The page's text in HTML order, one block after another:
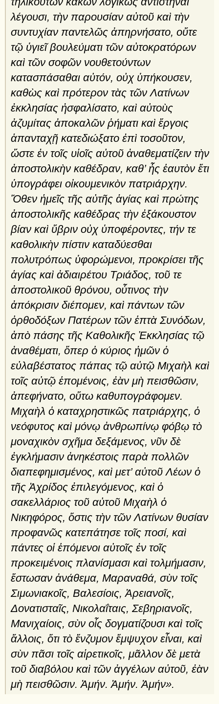
λέγουσι, τὴν παρουσίαν αὐτοῦ καὶ τὴν
συντυχίαν παντελῶς ἀπηρνήσατο, οὔτε
τῷ ὑγιεῖ βουλεύματι τῶν αὐτοκρατόρων
καὶ τῶν σοφῶν νουθετούντων
κατασπάσαθαι αὐτόν, οὐχ ὑπήκουσεν,
καθὼς καὶ πρότερον τὰς τῶν Λατίνων
ἐκκλησίας ἠσφαλίσατο, καὶ αὐτοὺς
ἀζυμίτας ἀποκαλῶν ῥήματι καὶ ἔργοις
ἁπανταχῇ κατεδιώξατο ἐπὶ τοσοῦτον,
ὥστε ἐν τοῖς υἱοῖς αὐτοῦ ἀναθεματίζειν τὴν
ἀποστολικὴν καθέδραν, καθ’ ἧς ἑαυτὸν ἔτι
ὑπογράφει οἰκουμενικὸν πατριάρχην.
Ὅθεν ἡμεῖς τῆς αὐτῆς ἁγίας καὶ πρώτης
ἀποστολικῆς καθέδρας τὴν ἐξάκουστον
βίαν καὶ ὕβριν οὐχ ὑποφέροντες, τήν τε
καθολικὴν πίστιν καταδύεσθαι
πολυτρόπως ὑφορώμενοι, προκρίσει τῆς
ἁγίας καὶ ἀδιαιρέτου Τριάδος, τοῦ τε
ἀποστολικοῦ θρόνου, οὗτινος τὴν
ἀπόκρισιν διέπομεν, καὶ πάντων τῶν
ὀρθοδόξων Πατέρων τῶν ἑπτὰ Συνόδων,
ἀπὸ πάσης τῆς Καθολικῆς Ἐκκλη­σίας τῷ
ἀναθέματι, ὅπερ ὁ κύριος ἡμῶν ὁ
εὐλαβέστατος πάπας τῷ αὐτῷ Μιχαὴλ καὶ
τοῖς αὐτῷ ἑπομένοις, ἐὰν μὴ πεισθῶσιν,
ἀπεφήνατο, οὕτω καθυπογράφομεν.
Μιχαὴλ ὁ καταχρηστικῶς πατριάρχης, ὁ
νεόφυτος καὶ μόνῳ ἀνθρωπίνῳ φόβῳ τὸ
μοναχικὸν σχῆμα δεξάμενος, νῦν δὲ
ἐγκλήμασιν ἀνηκέστοις παρὰ πολλῶν
διαπεφημισμένος, καὶ μετ’ αὐτοῦ Λέων ὁ
τῆς Ἀχρίδος ἐπιλεγόμενος, καὶ ὁ
σακελλάριος τοῦ αὐτοῦ Μιχαὴλ ὁ
Νικηφόρος, ὅστις τὴν τῶν Λατίνων θυσίαν
προφανῶς κατεπάτησε τοῖς ποσί, καὶ
πάντες οἱ ἑπόμενοι αὐτοῖς ἐν τοῖς
προκειμένοις πλανίσμασι καὶ τολμήμασιν,
ἔστωσαν ἀνάθεμα, Μαραναθά, σὺν τοῖς
Σιμωνιακοῖς, Βαλεσίοις, Ἀρειανοῖς,
Δονατισταῖς, Νικολαΐταις, Σεβηριανοῖς,
Μανιχαίοις, σὺν οἷς δογματίζουσι καὶ τοῖς
ἄλλοις, ὅτι τὸ ἔνζυμον ἔμψυχον εἶναι, καὶ
σὺν πᾶσι τοῖς αἱρετικοῖς, μᾶλλον δὲ μετὰ
τοῦ διαβόλου καὶ τῶν ἀγγέλων αὐτοῦ, ἐὰν
μὴ πεισθῶσιν. Ἀμήν. Ἀμήν. Ἀμήν».